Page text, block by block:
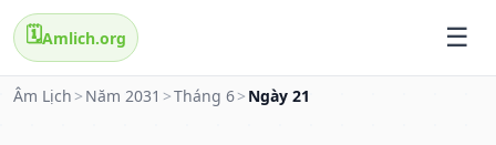
🗓️Amlich.org
Âm Lịch > Năm 2031 >Tháng 6> Ngày 21